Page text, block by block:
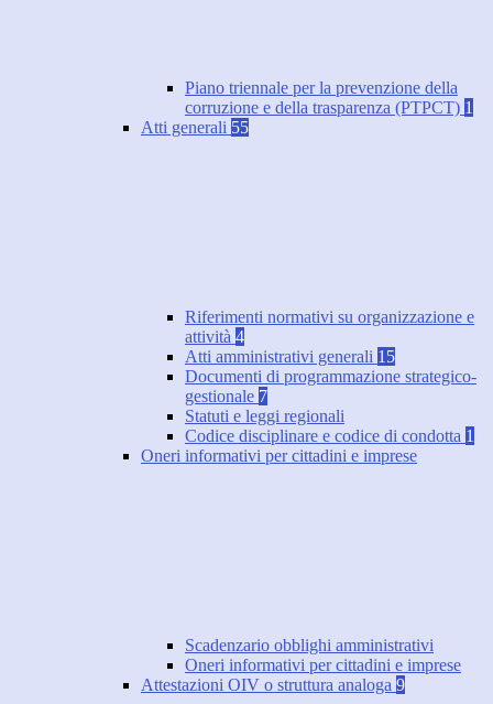
Piano triennale per la prevenzione della
corruzione e della trasparenza (PTPCT) 1
Atti generali 55
Riferimenti normativi su organizzazione e
attività 4
Atti amministrativi generali 15
Documenti di programmazione strategico-
gestionale 7
Statuti e leggi regionali
Codice disciplinare e codice di condotta 1
Oneri informativi per cittadini e imprese
Scadenzario obblighi amministrativi
Oneri informativi per cittadini e imprese
Attestazioni OIV o struttura analoga 9